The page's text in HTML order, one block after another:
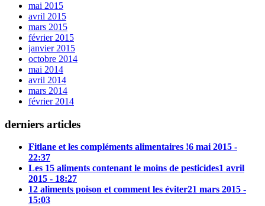
mai 2015
avril 2015
mars 2015
février 2015
janvier 2015
octobre 2014
mai 2014
avril 2014
mars 2014
février 2014
derniers articles
Fitlane et les compléments alimentaires !6 mai 2015 -
22:37
Les 15 aliments contenant le moins de pesticides1 avril
2015 - 18:27
12 aliments poison et comment les éviter21 mars 2015 -
15:03